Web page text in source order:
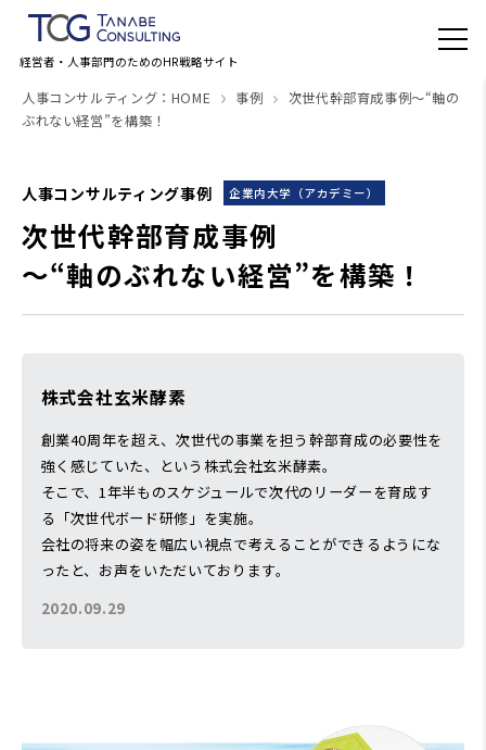
経営者・人事部門のためのHR戦略サイト
人事コンサルティング：HOME 事例
次世代幹部育成事例～“軸の
ぶれない経営”を構築！
人事コンサルティング事例 企業内大学（アカデミー）
次世代幹部育成事例
～“軸のぶれない経営”を構築！
株式会社玄米酵素
創業40周年を超え、次世代の事業を担う幹部育成の必要性を
強く感じていた、という株式会社玄米酵素。
そこで、1年半ものスケジュールで次代のリーダーを育成す
る「次世代ボード研修」を実施。
会社の将来の姿を幅広い視点で考えることができるようにな
ったと、お声をいただいております。
2020.09.29